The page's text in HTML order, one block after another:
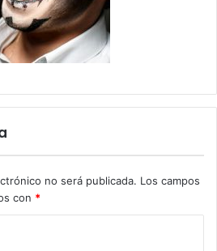
no será publicada. Los campos
con *